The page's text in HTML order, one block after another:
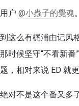
户 @小蟲子的覺魂
这么有梶浦由记风
时候坚守“不看新
，相对来说 ED 就
对不是这个番又多